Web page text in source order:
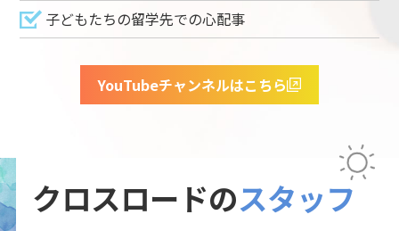
子どもたちの留学先での心配事
YouTubeチャンネルはこちら
クロスロードのスタッフ